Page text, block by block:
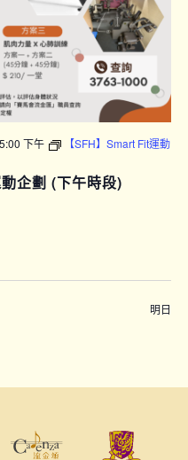
5:00 下午
【SFH】Smart Fit運動
企劃 (下午時段)
明日